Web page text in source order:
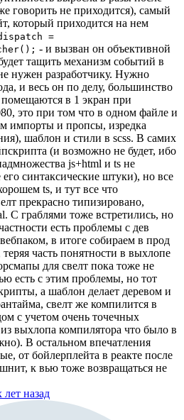
говорить не приходится), самый
который приходится на нем
=
- и вызван он объективной
тащить механизм событий в
нужен разработчику. Нужно
и весь он по делу, большинство
в 1 экран при
это при том что в одном файле и
импорты и пропсы, изредка
шаблон и стили в scss. В самих
(и возможно не будет, ибо
js+html и ts не
синтаксические штуки), но все
ts, и тут все что
прекрасно типизировано,
С граблями тоже встретились, но
есть проблемы с дев
в итоге собираем в прод
часть понятности в выхлопе
для свелт пока тоже не
есть с этим проблемы, но тот
а шаблон делает деревом и
свелт же компилится в
с учетом очень точечных
выхлопа компилятора что было в
В остальном впечатления
от бойлерплейта в реакте после
к вью тоже возвращаться не
лет назад